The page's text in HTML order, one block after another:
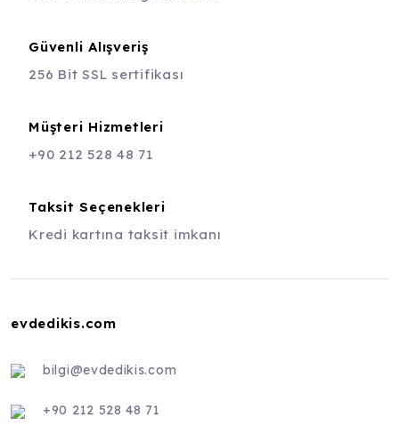
Güvenli Alışveriş
256 Bit SSL sertifikası
Müşteri Hizmetleri
+90 212 528 48 71
Taksit Seçenekleri
Kredi kartına taksit imkanı
evdedikis.com
bilgi@evdedikis.com
+90 212 528 48 71